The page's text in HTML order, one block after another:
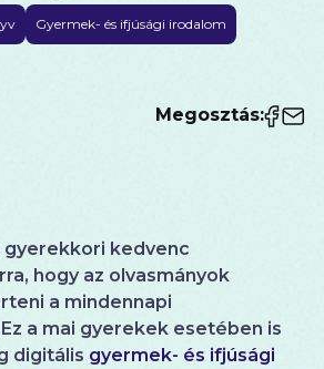
Gyermek- és ifjúsági irodalom
Megosztás:
gyerekkori kedvenc
hogy az olvasmányok
a mindennapi
a mai gyerekek esetében is
digitális gyermek- és ifjúsági